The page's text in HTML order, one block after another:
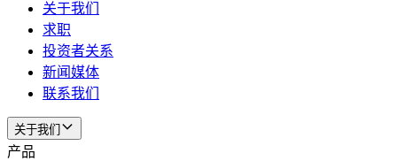
关于我们
求职
投资者关系
新闻媒体
联系我们
关于我们
产品